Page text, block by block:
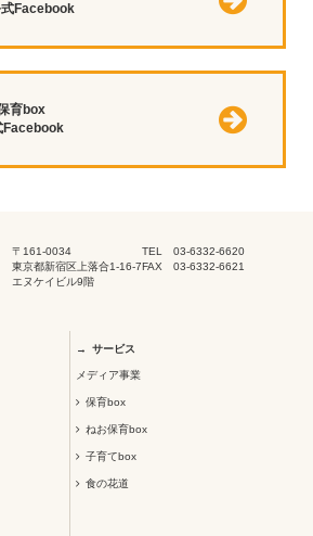
Facebook
育box
Facebook
〒161-0034
東京都新宿区上落合1-16-7
エヌケイビル9階
TEL 03-6332-6620
FAX 03-6332-6621
サービス
メディア事業
保育box
ねお保育box
子育てbox
食の花道